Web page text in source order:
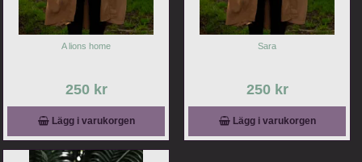
A lions home
250 kr
Lägg i varukorgen
Sara
250 kr
Lägg i varukorgen